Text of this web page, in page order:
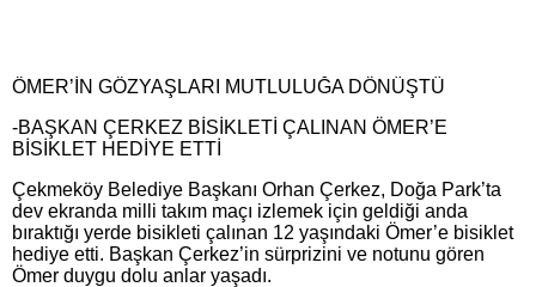
ÖMER’İN GÖZYAŞLARI MUTLULUĞA DÖNÜŞTÜ
-BAŞKAN ÇERKEZ BİSİKLETİ ÇALINAN ÖMER’E
BİSİKLET HEDİYE ETTİ
Çekmeköy Belediye Başkanı Orhan Çerkez, Doğa Park’ta
dev ekranda milli takım maçı izlemek için geldiği anda
bıraktığı yerde bisikleti çalınan 12 yaşındaki Ömer’e bisiklet
hediye etti. Başkan Çerkez’in sürprizini ve notunu gören
Ömer duygu dolu anlar yaşadı.